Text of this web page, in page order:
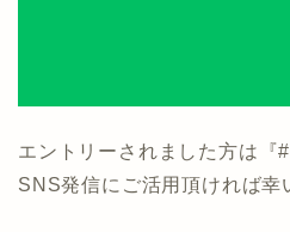
エントリーされました方は『
SNS発信にご活用頂ければ幸